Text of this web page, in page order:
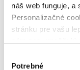
náš web funguje, a
Personalizačné
stránku pre vašu
nám pomohlo,
súhlasu
Potrebné
čítaná (0
čítaná -
čítaná -
opotrebovaná
čítané verzie